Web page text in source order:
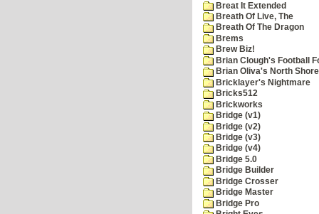
Breat It Extended
Breath Of Live, The
Breath Of The Dragon
Brems
Brew Biz!
Brian Clough's Football
Brian Oliva's North
Bricklayer's Nightmare
Bricks512
Brickworks
Bridge (v1)
Bridge (v2)
Bridge (v3)
Bridge (v4)
Bridge 5.0
Bridge Builder
Bridge Crosser
Bridge Master
Bridge Pro